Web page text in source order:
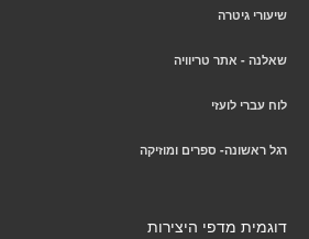
שיעורי גיטרה
שאלנה - אתר טריוויה
לוח עברי לועזי
רגל ראשונה- ספרים ומוזיקה
דוגמית מדפי היצירות